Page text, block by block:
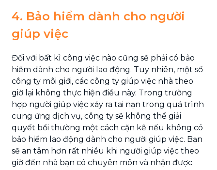
4. Bảo hiểm dành cho người
giúp việc
Đối với bất kì công việc nào cũng sẽ phải có bảo
hiểm dành cho người lao động. Tuy nhiên, một số
công ty môi giới, các công ty giúp việc nhà theo
giờ lại không thực hiện điều này. Trong trường
hợp người giúp việc xảy ra tai nạn trong quá trình
cung ứng dịch vụ, công ty sẽ không thể giải
quyết bồi thường một cách cặn kẽ nếu không có
bảo hiểm lao động dành cho người giúp việc. Bạn
sẽ an tâm hơn rất nhiều khi người giúp việc theo
giờ đến nhà bạn có chuyên môn và nhận được